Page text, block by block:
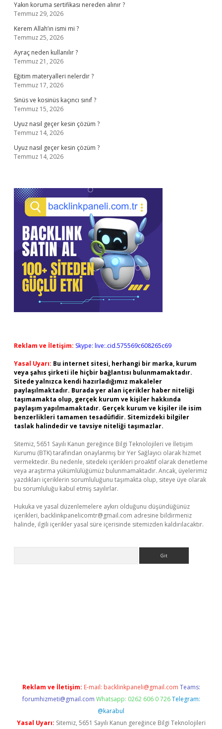
Yakın koruma sertifikası nereden alınır ?
Temmuz 29, 2026
Kerem Allah’ın ismi mi ?
Temmuz 25, 2026
Ayraç neden kullanılır ?
Temmuz 21, 2026
Eğitim materyalleri nelerdir ?
Temmuz 17, 2026
Sinüs ve kosinüs kaçıncı sınıf ?
Temmuz 15, 2026
Uyuz nasıl geçer kesin çözüm ?
Temmuz 14, 2026
Uyuz nasıl geçer kesin çözüm ?
Temmuz 14, 2026
Reklam ve İletişim: Skype: live:.cid.575569c608265c69
Yasal Uyarı: Bu internet sitesi, herhangi bir marka, kurum
veya şahıs şirketi ile hiçbir bağlantısı bulunmamaktadır.
Sitede yalnızca kendi hazırladığımız makaleler
paylaşılmaktadır. Burada yer alan içerikler haber niteliği
taşımamakta olup, gerçek kurum ve kişiler hakkında
paylaşım yapılmamaktadır. Gerçek kurum ve kişiler ile isim
benzerlikleri tamamen tesadüfidir. Sitemizdeki bilgiler
taslak halindedir ve tavsiye niteliği taşımazlar.
Sitemiz, 5651 Sayılı Kanun gereğince Bilgi Teknolojileri ve İletişim
Kurumu (BTK) tarafından onaylanmış bir Yer Sağlayıcı olarak hizmet
vermektedir. Bu nedenle, sitedeki içerikleri proaktif olarak denetleme
veya araştırma yükümlülüğümüz bulunmamaktadır. Ancak, üyelerimiz
yazdıkları içeriklerin sorumluluğunu taşımakta olup, siteye üye olarak
bu sorumluluğu kabul etmiş sayılırlar.
Hukuka ve yasal düzenlemelere aykırı olduğunu düşündüğünüz
içerikleri, backlinkpanelicomtr@gmail.com adresine bildirmeniz
halinde, ilgili içerikler yasal süre içerisinde sitemizden kaldırılacaktır.
Reklam ve İletişim: E-mail: backlinkpaneli@gmail.com Teams:
forumhizmeti@gmail.com Whatsapp: 0262 606 0 726 Telegram:
@karabul
Yasal Uyarı: Sitemiz, 5651 Sayılı Kanun gereğince Bilgi Teknolojileri